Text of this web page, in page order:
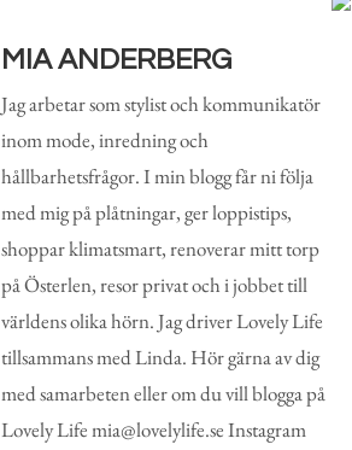
MIA ANDERBERG
Jag arbetar som stylist och kommunikatör
inom mode, inredning och
hållbarhetsfrågor. I min blogg får ni följa
med mig på plåtningar, ger loppistips,
shoppar klimatsmart, renoverar mitt torp
på Österlen, resor privat och i jobbet till
världens olika hörn. Jag driver Lovely Life
tillsammans med Linda. Hör gärna av dig
med samarbeten eller om du vill blogga på
Lovely Life mia@lovelylife.se Instagram